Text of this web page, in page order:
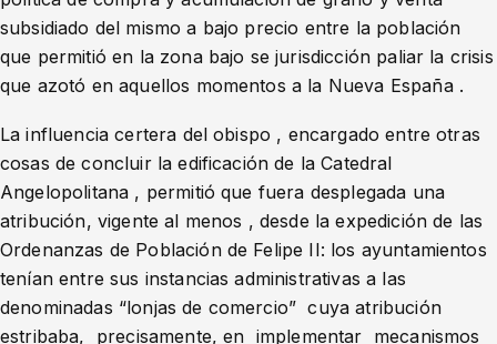
subsidiado del mismo a bajo precio entre la población
que permitió en la zona bajo se jurisdicción paliar la crisis
que azotó en aquellos momentos a la Nueva España .
La influencia certera del obispo , encargado entre otras
cosas de concluir la edificación de la Catedral
Angelopolitana , permitió que fuera desplegada una
atribución, vigente al menos , desde la expedición de las
Ordenanzas de Población de Felipe II: los ayuntamientos
tenían entre sus instancias administrativas a las
denominadas “lonjas de comercio” cuya atribución
estribaba, precisamente, en implementar mecanismos